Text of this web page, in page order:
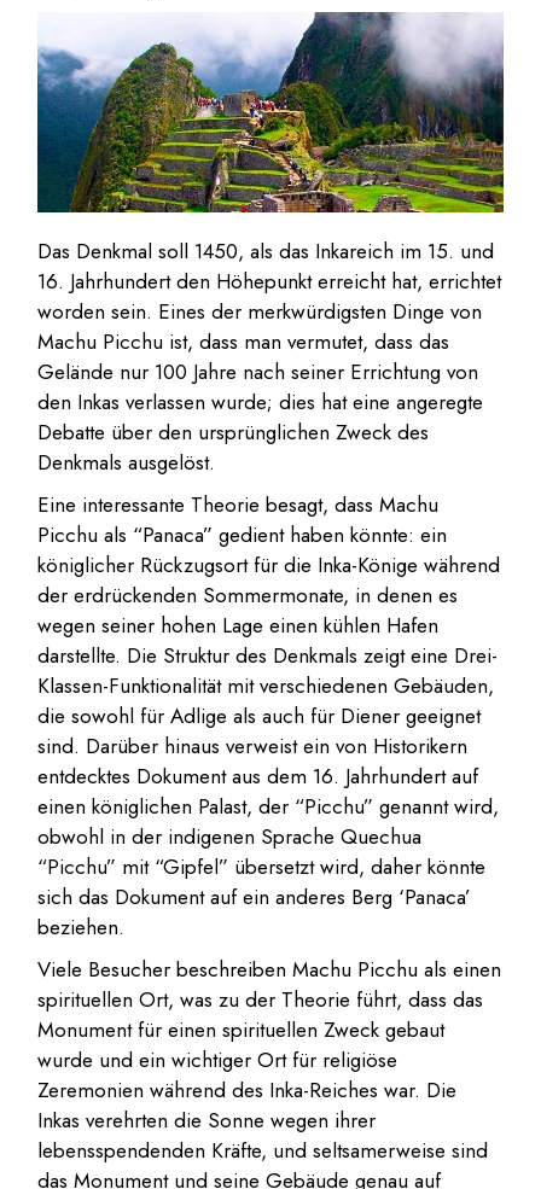
Das Denkmal soll 1450, als das Inkareich im 15. und
16. Jahrhundert den Höhepunkt erreicht hat, errichtet
worden sein. Eines der merkwürdigsten Dinge von
Machu Picchu ist, dass man vermutet, dass das
Gelände nur 100 Jahre nach seiner Errichtung von
den Inkas verlassen wurde; dies hat eine angeregte
Debatte über den ursprünglichen Zweck des
Denkmals ausgelöst.
Eine interessante Theorie besagt, dass Machu
Picchu als “Panaca” gedient haben könnte: ein
königlicher Rückzugsort für die Inka-Könige während
der erdrückenden Sommermonate, in denen es
wegen seiner hohen Lage einen kühlen Hafen
darstellte. Die Struktur des Denkmals zeigt eine Drei-
Klassen-Funktionalität mit verschiedenen Gebäuden,
die sowohl für Adlige als auch für Diener geeignet
sind. Darüber hinaus verweist ein von Historikern
entdecktes Dokument aus dem 16. Jahrhundert auf
einen königlichen Palast, der “Picchu” genannt wird,
obwohl in der indigenen Sprache Quechua
“Picchu” mit “Gipfel” übersetzt wird, daher könnte
sich das Dokument auf ein anderes Berg ‘Panaca’
beziehen.
Viele Besucher beschreiben Machu Picchu als einen
spirituellen Ort, was zu der Theorie führt, dass das
Monument für einen spirituellen Zweck gebaut
wurde und ein wichtiger Ort für religiöse
Zeremonien während des Inka-Reiches war. Die
Inkas verehrten die Sonne wegen ihrer
lebensspendenden Kräfte, und seltsamerweise sind
das Monument und seine Gebäude genau auf